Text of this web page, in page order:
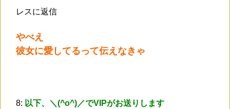
レスに返信
やべえ
彼女に愛してるって伝えなきゃ
8: 以下、＼(^o^)／でVIPがお送りします